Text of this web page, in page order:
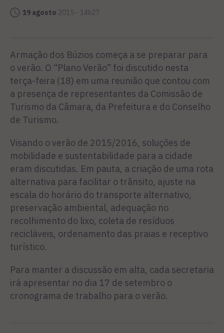
19 agosto 2015 - 14h27
Armação dos Búzios começa a se preparar para
o verão. O “Plano Verão” foi discutido nesta
terça-feira (18) em uma reunião que contou com
a presença de representantes da Comissão de
Turismo da Câmara, da Prefeitura e do Conselho
de Turismo.
Visando o verão de 2015/2016, soluções de
mobilidade e sustentabilidade para a cidade
eram discutidas. Em pauta, a criação de uma rota
alternativa para facilitar o trânsito, ajuste na
escala do horário do transporte alternativo,
preservação ambiental, adequação no
recolhimento do lixo, coleta de resíduos
recicláveis, ordenamento das praias e receptivo
turístico.
Para manter a discussão em alta, cada secretaria
irá apresentar no dia 17 de setembro o
cronograma de trabalho para o verão.